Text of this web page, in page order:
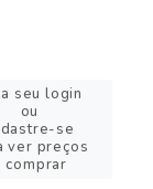
seu login
ou
se
ver preços
comprar